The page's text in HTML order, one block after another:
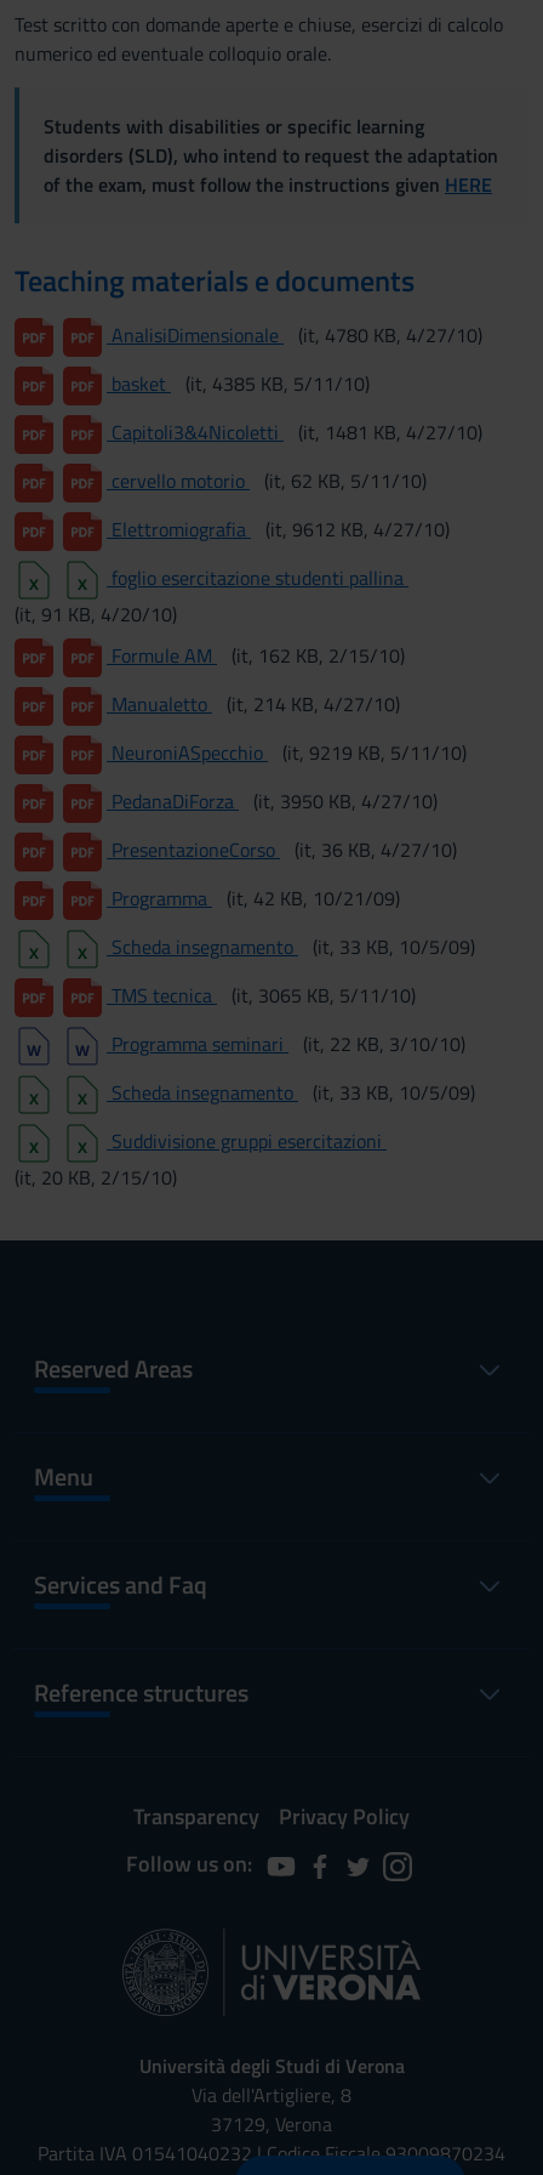
Test scritto con domande aperte e chiuse, esercizi di calcolo
numerico ed eventuale colloquio orale.
Students with disabilities or specific learning
disorders (SLD), who intend to request the adaptation
of the exam, must follow the instructions given HERE
Teaching materials e documents
AnalisiDimensionale
(it, 4780 KB, 4/27/10)
basket
(it, 4385 KB, 5/11/10)
Capitoli3&4Nicoletti
(it, 1481 KB, 4/27/10)
cervello motorio
(it, 62 KB, 5/11/10)
Elettromiografia
(it, 9612 KB, 4/27/10)
foglio esercitazione studenti pallina
(it, 91 KB, 4/20/10)
Formule AM
(it, 162 KB, 2/15/10)
Manualetto
(it, 214 KB, 4/27/10)
NeuroniASpecchio
(it, 9219 KB, 5/11/10)
PedanaDiForza
(it, 3950 KB, 4/27/10)
PresentazioneCorso
(it, 36 KB, 4/27/10)
Programma
(it, 42 KB, 10/21/09)
Scheda insegnamento
(it, 33 KB, 10/5/09)
TMS tecnica
(it, 3065 KB, 5/11/10)
Programma seminari
(it, 22 KB, 3/10/10)
Scheda insegnamento
(it, 33 KB, 10/5/09)
Suddivisione gruppi esercitazioni
(it, 20 KB, 2/15/10)
Reserved Areas
Menu
Services and Faq
Reference structures
Transparency
Privacy Policy
Follow us on:
Università degli Studi di Verona
Via dell'Artigliere, 8
37129, Verona
Partita IVA 01541040232 | Codice Fiscale 93009870234